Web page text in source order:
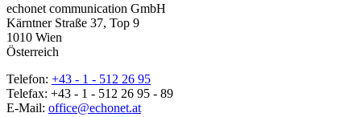
echonet communication GmbH
Kärntner Straße 37, Top 9
1010 Wien
Österreich
Telefon: +43 - 1 - 512 26 95
Telefax: +43 - 1 - 512 26 95 - 89
E-Mail: office@echonet.at